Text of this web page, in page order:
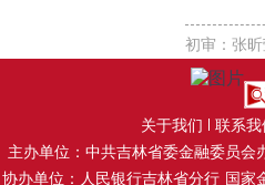
初审：张
关于我们 联系我
主办单位：中共吉林省委金融委员会
协办单位：人民银行吉林省分行 国家